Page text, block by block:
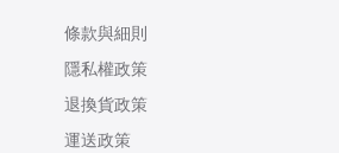
條款與細則
隱私權政策
退換貨政策
運送政策